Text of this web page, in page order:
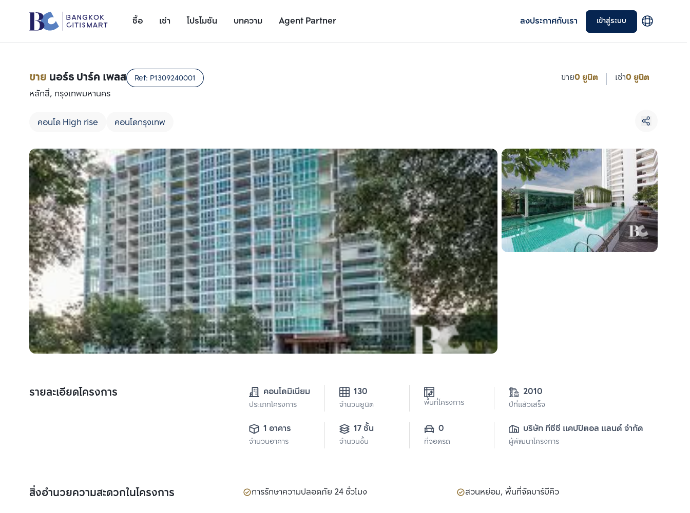
ซื้อ เช่า โปรโมชัน บทความ Agent Partner ลงประกาศกับเรา เข้าสู่ระบบ
รายละเอียดโครงการ
ขาย นอร์ธ ปาร์ค เพลส Ref: P1309240001
หลักสี่, กรุงเทพมหานคร
คอนโด High rise คอนโดกรุงเทพ
ขาย0 ยูนิต เช่า0 ยูนิต
รายละเอียดโครงการ คอนโดมิเนียม
ประเภทโครงการ
130
จำนวนยูนิต พื้นที่โครงการ
2010
ปีที่แล้วเสร็จ
1 อาคาร
จำนวนอาคาร
17 ชั้น
จำนวนชั้น
0
ที่จอดรถ
บริษัท ทีซีซี แคปปิตอล แลนด์ จำกัด
ผู้พัฒนาโครงการ
สิ่งอำนวยความสะดวกในโครงการ การรักษาความปลอดภัย 24 ชั่วโมง สวนหย่อม, พื้นที่จัดบาร์บีคิว